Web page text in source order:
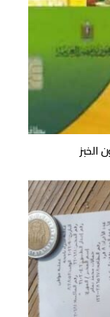
الخبز